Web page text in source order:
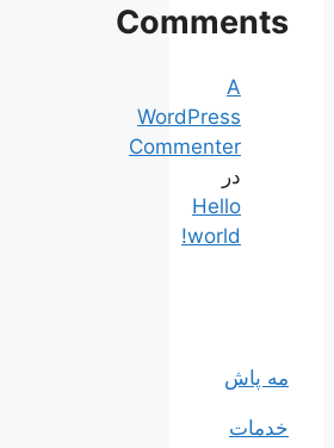
Comments
A
WordPress
Commenter
در
Hello
world!
مه پاش
خدمات